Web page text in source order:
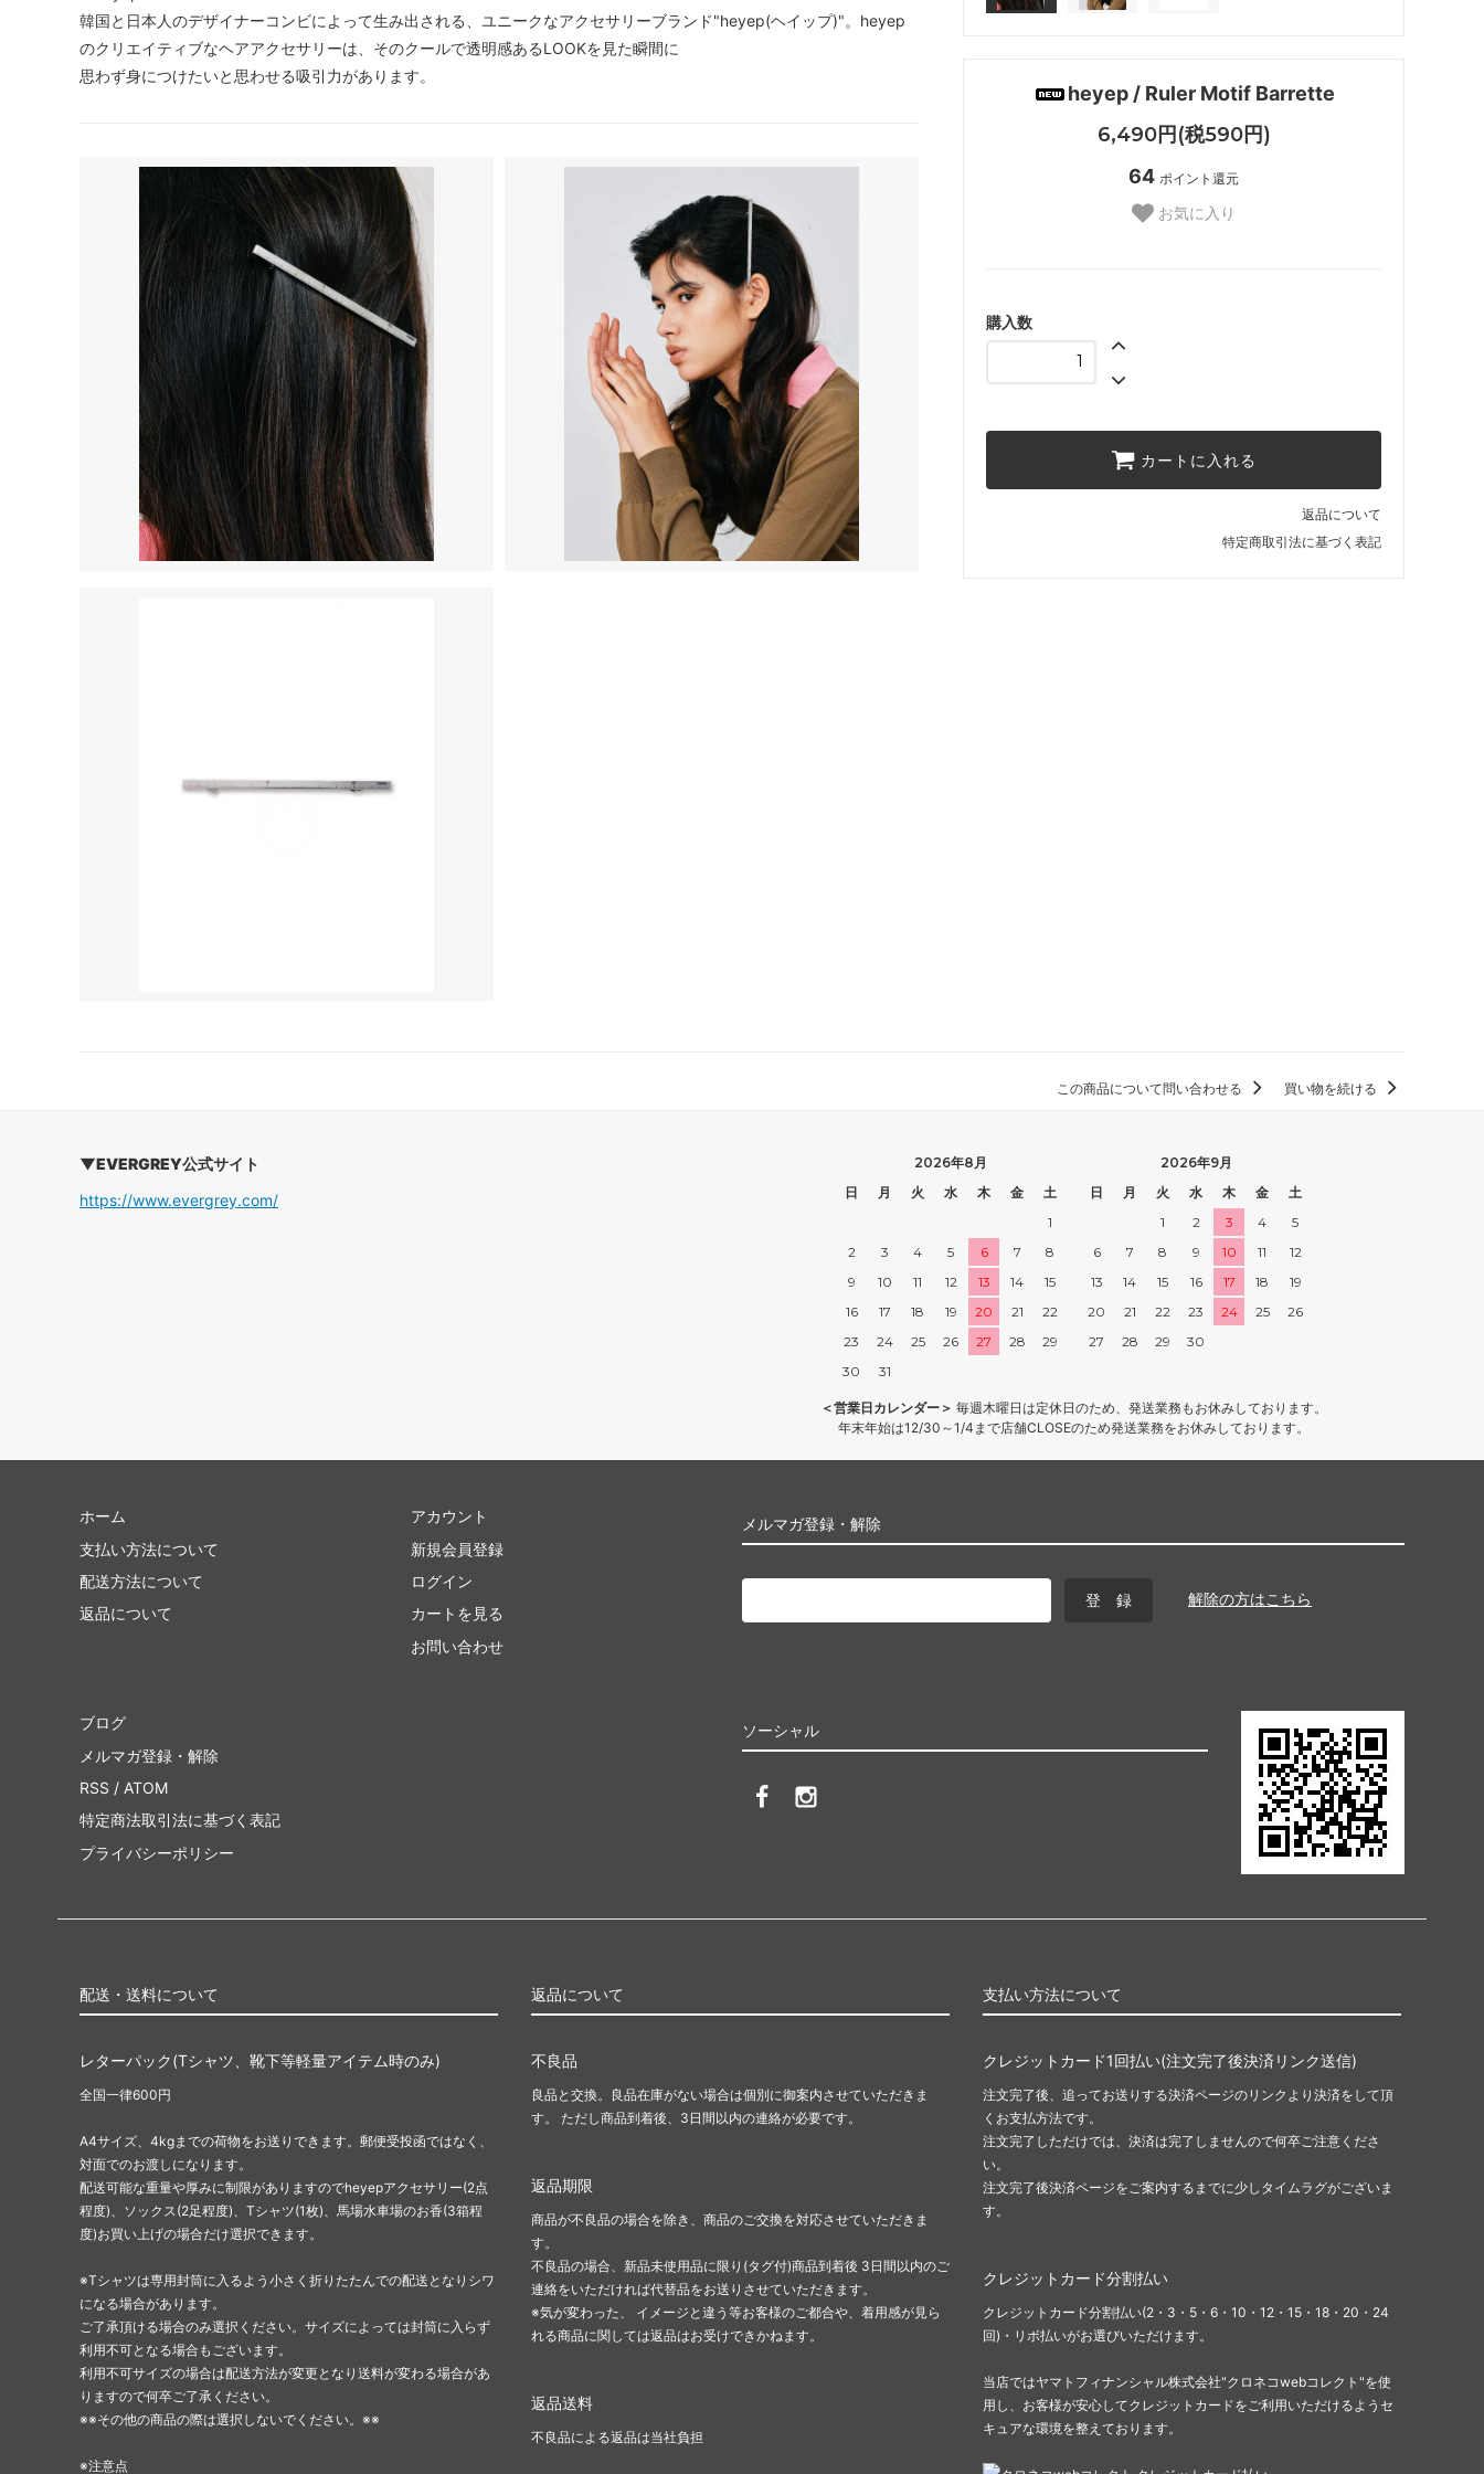
heyep / Ruler Motif Barrette
6,490円(税590円)
64 ポイント還元
お気に入り
購入数
カートに入れる
返品について
特定商取引法に基づく表記
韓国と日本人のデザイナーコンビによって生み出される、ユニークなアクセサリーブランド"heyep(ヘイップ)"。heyep
のクリエイティブなヘアアクセサリーは、そのクールで透明感あるLOOKを見た瞬間に
思わず身につけたいと思わせる吸引力があります。
この商品について問い合わせる 買い物を続ける
▼EVERGREY公式サイト
https://www.evergrey.com/
2026年8月
日
月 火 水 木 金
土
1
2
3 4 5 6 7
8
9
10 11 12 13 14
15
16
17 18 19 20 21
22
23
24 25 26 27 28
29
30
31
2026年9月
日
月 火 水 木 金
土
1
2 3 4
5
6
7 8 9 10 11
12
13
14 15 16 17 18
19
20
21 22 23 24 25
26
27
28 29 30
＜営業日カレンダー＞ 毎週木曜日は定休日のため、発送業務もお休みしております。
年末年始は12/30～1/4まで店舗CLOSEのため発送業務をお休みしております。
メルマガ登録・解除
解除の方はこちら
ホーム
支払い方法について
配送方法について
返品について
アカウント
新規会員登録
ログイン
カートを見る
お問い合わせ
ソーシャル
ブログ
メルマガ登録・解除
RSS / ATOM
特定商法取引法に基づく表記
プライバシーポリシー
配送・送料について
レターパック(Tシャツ、靴下等軽量アイテム時のみ)
全国一律600円
A4サイズ、4kgまでの荷物をお送りできます。郵便受投函ではなく、
対面でのお渡しになります。
配送可能な重量や厚みに制限がありますのでheyepアクセサリー(2点
程度)、ソックス(2足程度)、Tシャツ(1枚)、馬場水車場のお香(3箱程
度)お買い上げの場合だけ選択できます。
※Tシャツは専用封筒に入るよう小さく折りたたんでの配送となりシワ
になる場合があります。
ご了承頂ける場合のみ選択ください。サイズによっては封筒に入らず
利用不可となる場合もございます。
利用不可サイズの場合は配送方法が変更となり送料が変わる場合があ
りますので何卒ご了承ください。
※※その他の商品の際は選択しないでください。※※
※注意点
返品について
不良品
良品と交換。良品在庫がない場合は個別に御案内させていただきま
す。 ただし商品到着後、3日間以内の連絡が必要です。
返品期限
商品が不良品の場合を除き、商品のご交換を対応させていただきま
す。
不良品の場合、新品未使用品に限り(タグ付)商品到着後 3日間以内のご
連絡をいただければ代替品をお送りさせていただきます。
※気が変わった、 イメージと違う等お客様のご都合や、着用感が見ら
れる商品に関しては返品はお受けできかねます。
返品送料
不良品による返品は当社負担
支払い方法について
クレジットカード1回払い(注文完了後決済リンク送信)
注文完了後、追ってお送りする決済ページのリンクより決済をして頂
くお支払方法です。
注文完了しただけでは、決済は完了しませんので何卒ご注意くださ
い。
注文完了後決済ページをご案内するまでに少しタイムラグがございま
す。
クレジットカード分割払い
クレジットカード分割払い(2・3・5・6・10・12・15・18・20・24
回)・リボ払いがお選びいただけます。
当店ではヤマトフィナンシャル株式会社"クロネコwebコレクト"を使
用し、お客様が安心してクレジットカードをご利用いただけるようセ
キュアな環境を整えております。